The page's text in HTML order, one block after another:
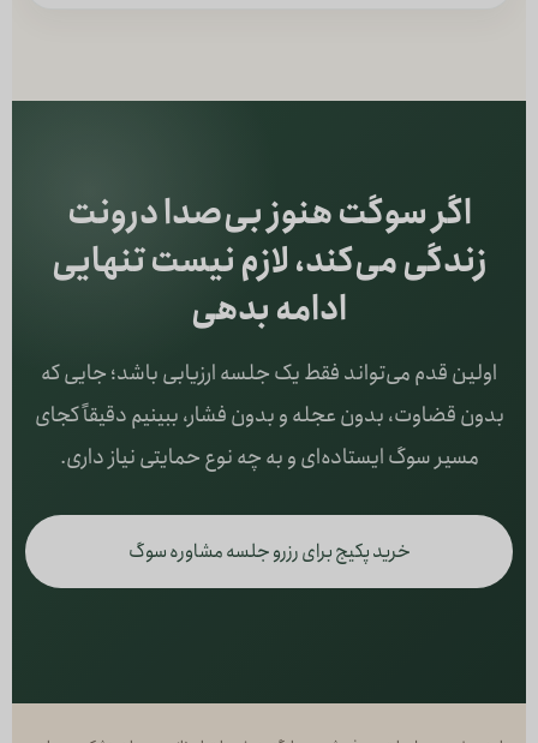
اگر سوگت هنوز بی‌صدا درونت
زندگی می‌کند، لازم نیست تنهایی
ادامه بدهی
اولین قدم می‌تواند فقط یک جلسه ارزیابی باشد؛ جایی که
بدون قضاوت، بدون عجله و بدون فشار، ببینیم دقیقاً کجای
مسیر سوگ ایستاده‌ای و به چه نوع حمایتی نیاز داری.
خرید پکیج برای رزرو جلسه مشاوره سوگ